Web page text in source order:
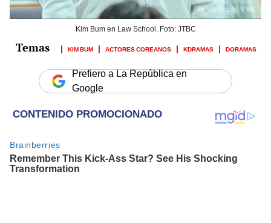
Kim Bum en Law School. Foto: JTBC
KIM BUM ACTORES COREANOS KDRAMAS DORAMAS
Prefiero a La República en
Google